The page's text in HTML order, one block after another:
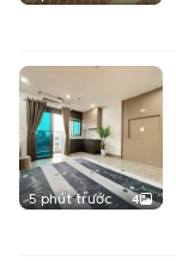
5 phút trước 4